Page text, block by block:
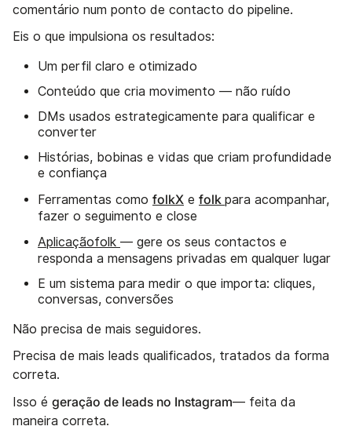
comentário num ponto de contacto do pipeline.
Eis o que impulsiona os resultados:
Um perfil claro e otimizado
Conteúdo que cria movimento — não ruído
DMs usados estrategicamente para qualificar e
converter
Histórias, bobinas e vidas que criam profundidade
e confiança
Ferramentas como folkX e folk para acompanhar,
fazer o seguimento e close
Aplicaçãofolk — gere os seus contactos e
responda a mensagens privadas em qualquer lugar
E um sistema para medir o que importa: cliques,
conversas, conversões
Não precisa de mais seguidores.
Precisa de mais leads qualificados, tratados da forma
correta.
Isso é geração de leads no Instagram— feita da
maneira correta.